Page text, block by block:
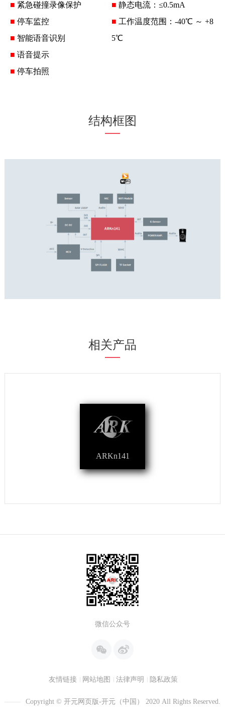
■ 紧急碰撞录像保护
■ 停车监控
■ 智能语音识别
■ 语音提示
■ 停车拍照
■ 静态电流：≤0.5mA
■ 工作温度范围：-40℃ ～ +8
5℃
结构框图
相关产品
ARKn141
微信公众号
友情链接 网站地图 法律声明 隐私政策
Copyright © 开元网页版-开元（中国） 2020 All Rights Reserved.